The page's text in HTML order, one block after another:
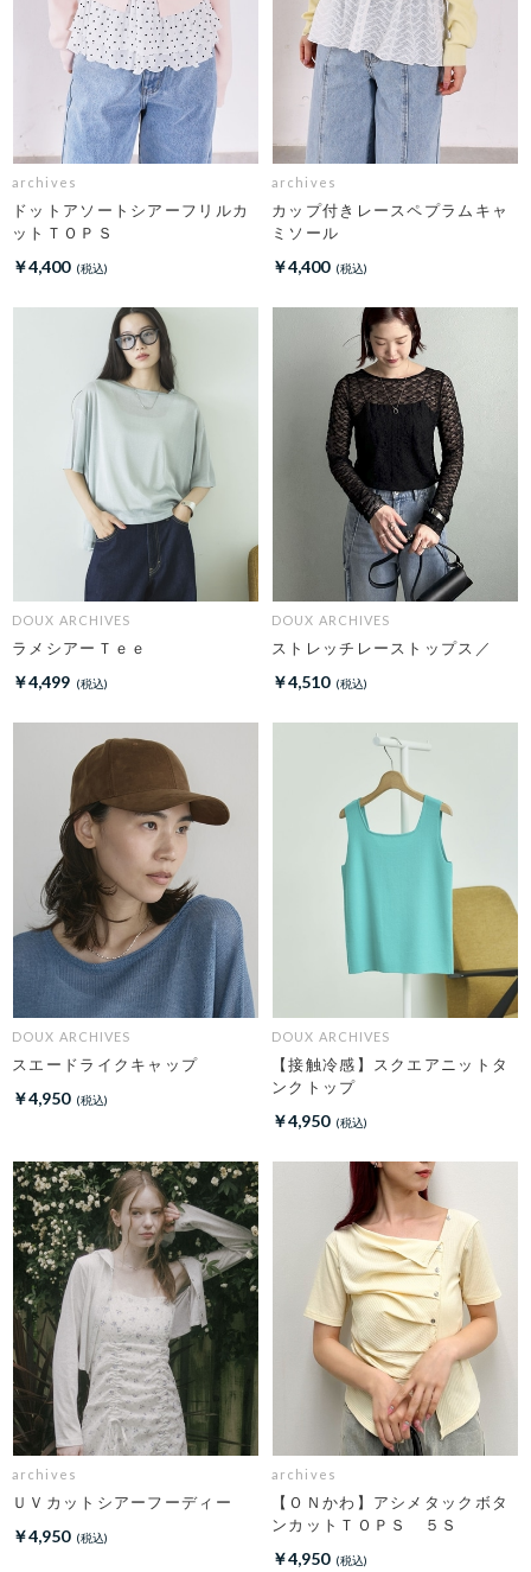
archives
ドットアソートシアーフリルカ
ットＴＯＰＳ
￥4,400
archives
カップ付きレースペプラムキャ
ミソール
￥4,400
DOUX ARCHIVES
ラメシアーＴｅｅ
￥4,499
DOUX ARCHIVES
ストレッチレーストップス／
￥4,510
DOUX ARCHIVES
スエードライクキャップ
￥4,950
DOUX ARCHIVES
【接触冷感】スクエアニットタ
ンクトップ
￥4,950
archives
ＵＶカットシアーフーディー
￥4,950
archives
【ＯＮかわ】アシメタックボタ
ンカットＴＯＰＳ ５Ｓ
￥4,950